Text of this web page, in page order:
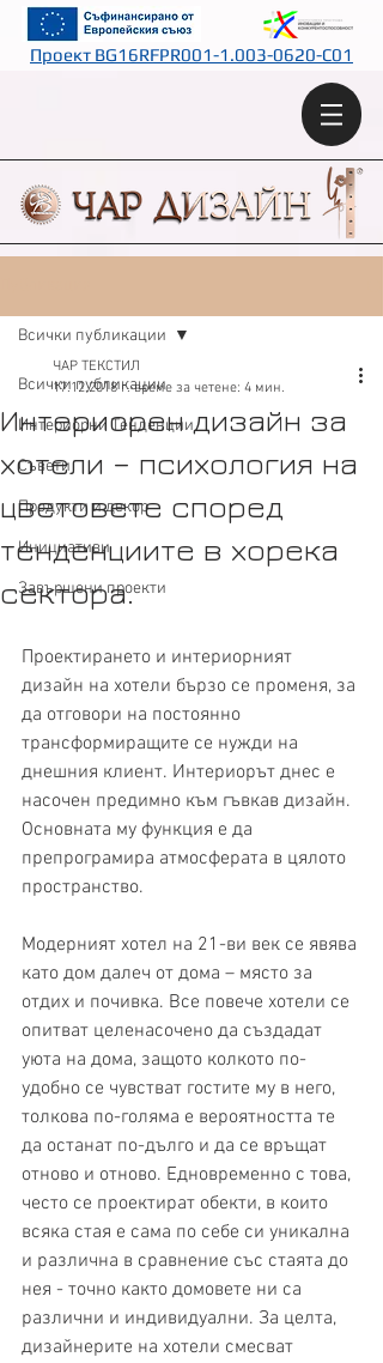
Проект BG16RFPR001-1.003-0620-C01
Всички публикации
Интериорни Тенденции
Съвети
Продукти и декор
Инициативи
Завършени проекти
Всички публикации
Интериорен дизайн за
хотели – психология на
цветовете според
тенденциите в хорека
сектора.
ЧАР ТЕКСТИЛ
17.12.2018 г. време за четене: 4 мин.
Проектирането и интериорният
дизайн на хотели бързо се променя, за
да отговори на постоянно
трансформиращите се нужди на
днешния клиент. Интериорът днес е
насочен предимно към гъвкав дизайн.
Основната му функция е да
препрограмира атмосферата в цялото
пространство.
Модерният хотел на 21-ви век се явява
като дом далеч от дома – място за
отдих и почивка. Все повече хотели се
опитват целенасочено да създадат
уюта на дома, защото колкото по-
удобно се чувстват гостите му в него,
толкова по-голяма е вероятността те
да останат по-дълго и да се връщат
отново и отново. Едновременно с това,
често се проектират обекти, в които
всяка стая е сама по себе си уникална
и различна в сравнение със стаята до
нея - точно както домовете ни са
различни и индивидуални. За целта,
дизайнерите на хотели смесват